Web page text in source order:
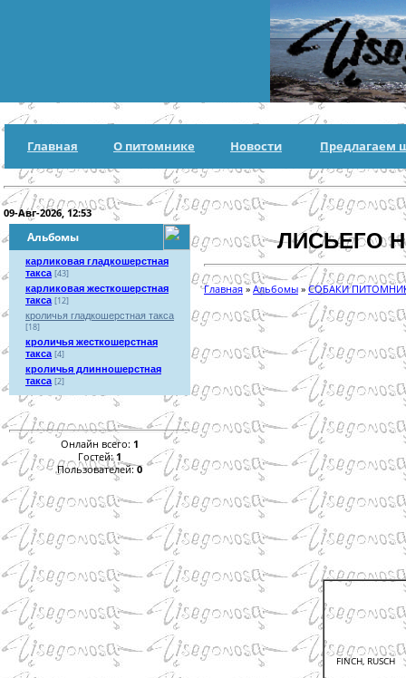
Главная О питомнике Новости Предлагаем
09-Авг-2026, 12:53
Альбомы
карликовая гладкошерстная
такса [43]
карликовая жесткошерстная
такса [12]
кроличья гладкошерстная такса
[18]
кроличья жесткошерстная
такса [4]
кроличья длинношерстная
такса [2]
Онлайн всего: 1
Гостей: 1
Пользователей:0
ЛИСЬЕГО
Главная»Альбомы» СОБАКИ
FINCH, RUSCH